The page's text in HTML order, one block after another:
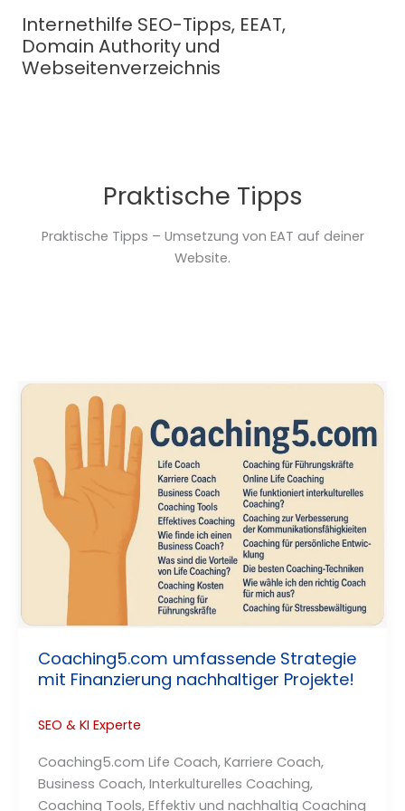
Inhalt
springen
Internethilfe SEO-Tipps, EEAT,
Domain Authority und
Webseitenverzeichnis
Praktische Tipps
Praktische Tipps – Umsetzung von EAT auf deiner
Website.
Coaching5.com umfassende Strategie
mit Finanzierung nachhaltiger Projekte!
SEO & KI Experte
Coaching5.com Life Coach, Karriere Coach,
Business Coach, Interkulturelles Coaching,
Coaching Tools, Effektiv und nachhaltig Coaching